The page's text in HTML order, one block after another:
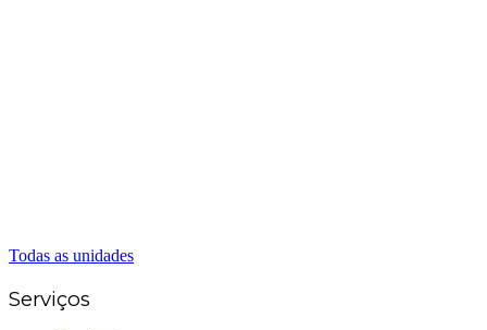
Todas as unidades
Serviços